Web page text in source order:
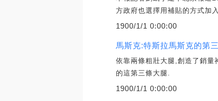
方政府也選擇用補貼的方式加
1900/1/1 0:00:00
馬斯克:特斯拉馬斯克的第
依靠兩條粗壯大腿,創造了銷量
的這第三條大腿.
1900/1/1 0:00:00